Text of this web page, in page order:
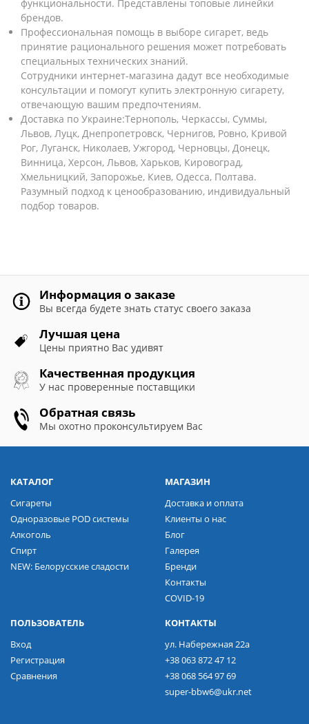
функциональности. Представлены топовые линейки
брендов.
Профессиональная помощь в выборе сигарет, ведь
принятие рационального решения может потребовать
специальных технических знаний.
Сотрудники интернет-магазина дадут все необходимые
консультации и помогут купить электронную сигарету,
отвечающую вашим предпочтениям.
Доставка по Украине:Тернополь, Черкассы, Суммы,
Львов, Луцк, Днепропетровск, Чернигов, Ровно, Кривой
Рог, Луганск, Николаев, Ужгород, Черновцы, Донецк,
Винница, Херсон, Львов, Харьков, Кировоград,
Хмельницкий, Запорожье, Киев, Одесса, Полтава.
Разумный подход к ценообразованию, индивидуальный
подбор товаров.
Информация о заказе
Вы всегда будете знать статус своего заказа
Лучшая цена
Цены приятно Вас удивят
Качественная продукция
У нас проверенные поставщики
Обратная связь
Мы охотно проконсультируем Вас
КАТАЛОГ
Сигареты
Одноразовые POD системы
Алкоголь
Спирт
NEW: Белорусские сладости
МАГАЗИН
Доставка и оплата
Клиенты о нас
Блог
Галерея
Бренди
Контакты
COVID-19
ПОЛЬЗОВАТЕЛЬ
Вход
Регистрация
Сравнения
КОНТАКТЫ
ул. Набережная 22а
+38 063 872 47 12
+38 068 564 97 69
super-bbw6@ukr.net